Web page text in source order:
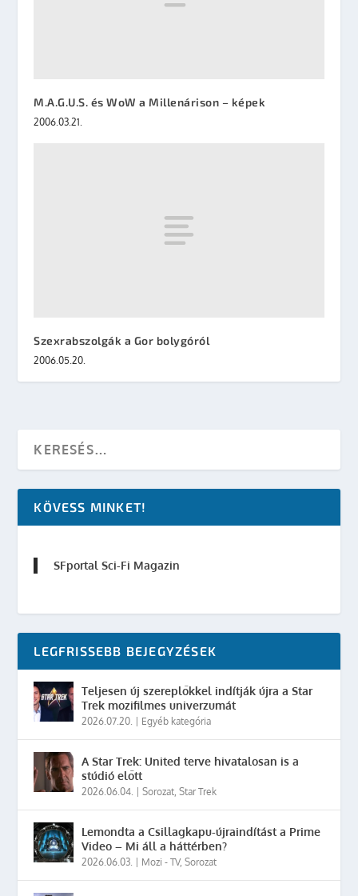
M.A.G.U.S. és WoW a Millenárison – képek
2006.03.21.
Szexrabszolgák a Gor bolygóról
2006.05.20.
KÖVESS MINKET!
SFportal Sci-Fi Magazin
LEGFRISSEBB BEJEGYZÉSEK
Teljesen új szereplőkkel indítják újra a Star
Trek mozifilmes univerzumát
2026.07.20. Egyéb kategória
A Star Trek: United terve hivatalosan is a
stúdió előtt
2026.06.04. |Sorozat,Star Trek
Lemondta a Csillagkapu-újraindítást a Prime
Video – Mi áll a háttérben?
2026.06.03. Mozi - TV,Sorozat